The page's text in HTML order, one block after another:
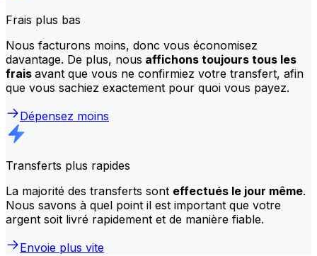
Frais plus bas
Nous facturons moins, donc vous économisez
davantage. De plus, nous affichons toujours tous les
frais avant que vous ne confirmiez votre transfert, afin
que vous sachiez exactement pour quoi vous payez.
Dépensez moins
Transferts plus rapides
La majorité des transferts sont effectués le jour même.
Nous savons à quel point il est important que votre
argent soit livré rapidement et de manière fiable.
Envoie plus vite